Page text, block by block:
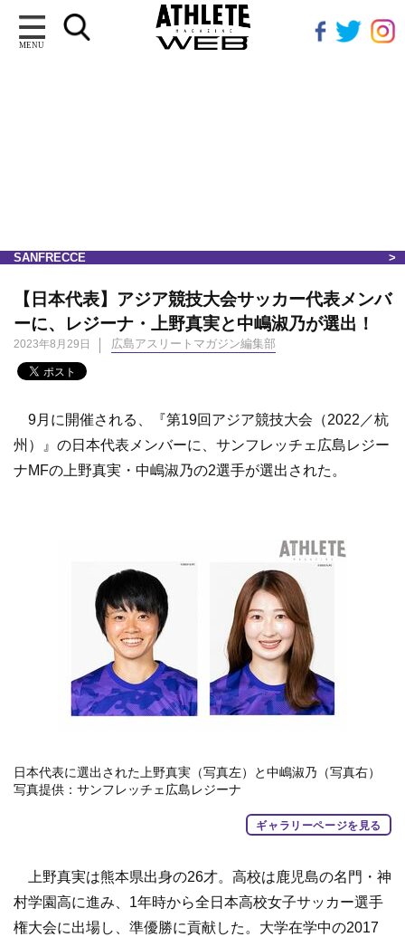
MENU
SANFRECCE
【日本代表】アジア競技大会サッカー代表メンバ
ーに、レジーナ・上野真実と中嶋淑乃が選出！
2023年8月29日 広島アスリートマガジン編集部
9月に開催される、『第19回アジア競技大会（2022／杭
州）』の日本代表メンバーに、サンフレッチェ広島レジー
ナMFの上野真実・中嶋淑乃の2選手が選出された。
日本代表に選出された上野真実（写真左）と中嶋淑乃（写真右）
写真提供：サンフレッチェ広島レジーナ
ギャラリーページを見る
上野真実は熊本県出身の26才。高校は鹿児島の名門・神
村学園高に進み、1年時から全日本高校女子サッカー選手
権大会に出場し、準優勝に貢献した。大学在学中の2017